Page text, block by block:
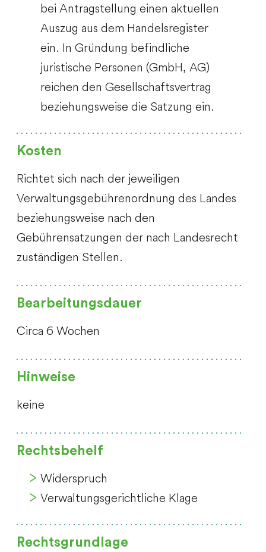
bei Antragstellung einen aktuellen
Auszug aus dem Handelsregister
ein. In Gründung befindliche
juristische Personen (GmbH, AG)
reichen den Gesellschaftsvertrag
beziehungsweise die Satzung ein. ​
Kosten
Richtet sich nach der jeweiligen
Verwaltungsgebührenordnung des Landes
beziehungsweise nach den
Gebührensatzungen der nach Landesrecht
zuständigen Stellen.
Bearbeitungsdauer
Circa 6 Wochen
Hinweise
keine
Rechtsbehelf
Widerspruch
Verwaltungsgerichtliche Klage
Rechtsgrundlage